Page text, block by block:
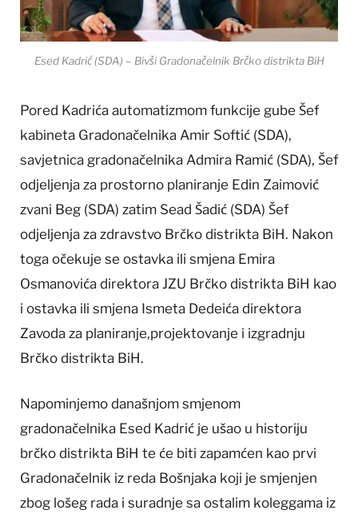
Esed Kadrić (SDA) – Bivši Gradonačelnik Brčko distrikta BiH
Pored Kadrića automatizmom funkcije gube Šef
kabineta Gradonačelnika Amir Softić (SDA),
savjetnica gradonačelnika Admira Ramić (SDA), Šef
odjeljenja za prostorno planiranje Edin Zaimović
zvani Beg (SDA) zatim Sead Šadić (SDA) Šef
odjeljenja za zdravstvo Brčko distrikta BiH. Nakon
toga očekuje se ostavka ili smjena Emira
Osmanovića direktora JZU Brčko distrikta BiH kao
i ostavka ili smjena Ismeta Dedeića direktora
Zavoda za planiranje,projektovanje i izgradnju
Brčko distrikta BiH.
Napominjemo današnjom smjenom
gradonačelnika Esed Kadrić je ušao u historiju
brčko distrikta BiH te će biti zapamćen kao prvi
Gradonačelnik iz reda Bošnjaka koji je smjenjen
zbog lošeg rada i suradnje sa ostalim koleggama iz